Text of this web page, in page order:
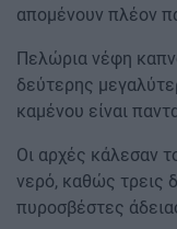
απομένουν πλέον
Πελώρια νέφη
δεύτερης
καμένου είναι
Οι αρχές κάλεσαν
νερό, καθώς τρεις
πυροσβέστες